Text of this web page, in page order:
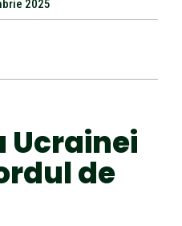
2025
Ucrainei
de